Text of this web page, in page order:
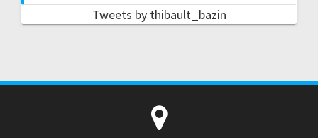
Tweets by thibault_bazin